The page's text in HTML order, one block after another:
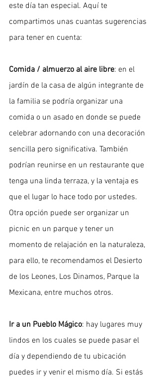
este día tan especial. Aquí te
compartimos unas cuantas sugerencias
para tener en cuenta:
Comida / almuerzo al aire libre: en el
jardín de la casa de algún integrante de
la familia se podría organizar una
comida o un asado en donde se puede
celebrar adornando con una decoración
sencilla pero significativa. También
podrían reunirse en un restaurante que
tenga una linda terraza, y la ventaja es
que el lugar lo hace todo por ustedes.
Otra opción puede ser organizar un
picnic en un parque y tener un
momento de relajación en la naturaleza,
para ello, te recomendamos el Desierto
de los Leones, Los Dinamos, Parque la
Mexicana, entre muchos otros.
Ir a un Pueblo Mágico: hay lugares muy
lindos en los cuales se puede pasar el
día y dependiendo de tu ubicación
puedes ir y venir el mismo día. Si estás